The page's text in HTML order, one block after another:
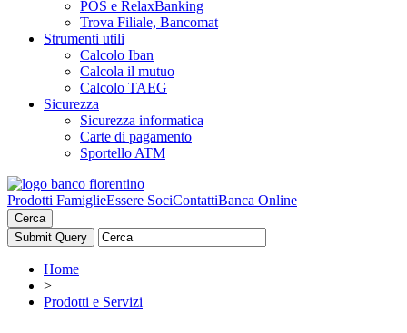
POS e RelaxBanking
Trova Filiale, Bancomat
Strumenti utili
Calcolo Iban
Calcola il mutuo
Calcolo TAEG
Sicurezza
Sicurezza informatica
Carte di pagamento
Sportello ATM
Prodotti FamiglieEssere SociContattiBanca Online
Cerca
Home
>
Prodotti e Servizi